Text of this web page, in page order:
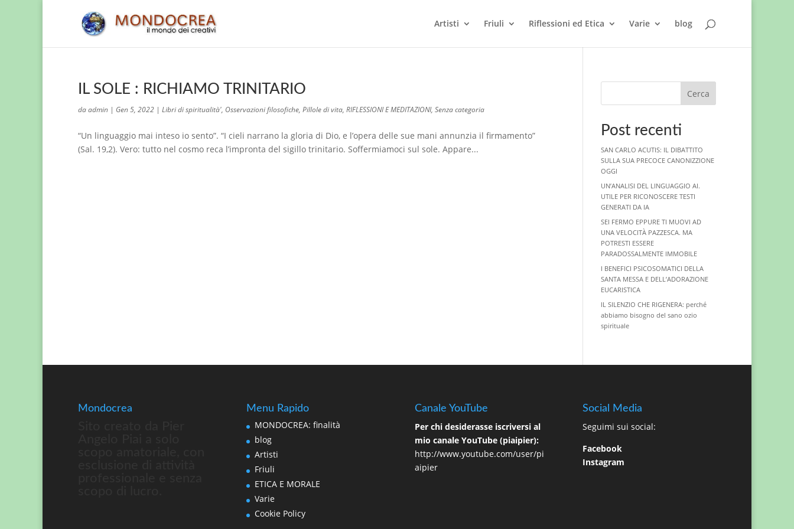
Artisti Friuli Riflessioni ed Etica Varie blog
IL SOLE : RICHIAMO TRINITARIO
daadmin | Gen 5, 2022 | Libri di spiritualità', Osservazioni filosofiche, Pillole di vita, RIFLESSIONI E MEDITAZIONI, Senza categoria
“Un linguaggio mai inteso io sento”. “I cieli narrano la gloria di Dio, e l’opera delle sue mani annunzia il firmamento”
(Sal. 19,2). Vero: tutto nel cosmo reca l’impronta del sigillo trinitario. Soffermiamoci sul sole. Appare...
Cerca
Post recenti
SAN CARLO ACUTIS: IL DIBATTITO
SULLA SUA PRECOCE CANONIZZIONE
OGGI
UN’ANALISI DEL LINGUAGGIO AI.
UTILE PER RICONOSCERE TESTI
GENERATI DA IA
SEI FERMO EPPURE TI MUOVI AD
UNA VELOCITÀ PAZZESCA. MA
POTRESTI ESSERE
PARADOSSALMENTE IMMOBILE
I BENEFICI PSICOSOMATICI DELLA
SANTA MESSA E DELL’ADORAZIONE
EUCARISTICA
IL SILENZIO CHE RIGENERA: perché
abbiamo bisogno del sano ozio
spirituale
Mondocrea Menu Rapido
MONDOCREA: finalità
blog
Artisti
Friuli
ETICA E MORALE
Varie
Cookie Policy
Canale YouTube
Per chi desiderasse iscriversi al
mio canale YouTube (piaipier):
http://www.youtube.com/user/pi
aipier
Social Media
Seguimi sui social:
Facebook
Instagram